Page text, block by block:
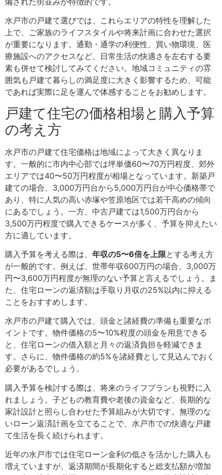
水戸市の戸建て選びでは、これらエリアの特性を理解した
上で、ご家族のライフスタイルや将来計画に合わせた選択
が重要になります。通勤・通学の利便性、買い物環境、医
療施設へのアクセスなど、日常生活の快適さを左右する要
素も併せて検討してみてください。地域コミュニティの雰
囲気も戸建て暮らしの満足度に大きく影響するため、可能
であれば実際に足を運んで体感することをお勧めします。
戸建て住宅の価格相場と購入予算
の考え方
水戸市の戸建て住宅価格は地域によって大きく異なりま
す。一般的に市内中心部では坪単価60〜70万円程度、郊外
エリアでは40〜50万円程度が相場となっています。新築戸
建ての場合、3,000万円台から5,000万円台が中心価格帯で
あり、特に人気の高い赤塚や笠原地区では若干高めの傾向
にあるでしょう。一方、中古戸建ては1,500万円台から
3,500万円程度で購入できるケースが多く、予算を抑えたい
方に適しています。
購入予算を考える際は、 年収の5〜6倍を上限とする考え方
が一般的です。例えば、世帯年収600万円の場合、3,000万
円〜3,600万円程度が無理のない予算と言えるでしょう。ま
た、住宅ローンの返済額は手取り月収の25%以内に抑える
ことをおすすめします。
水戸市の戸建て購入では、頭金と諸経費の準備も重要なポ
イントです。物件価格の5〜10%程度の頭金を用意できる
と、住宅ローンの借入額と月々の返済負担を軽減できま
す。さらに、物件価格の約5%を諸経費として見込んでおく
必要があるでしょう。
購入予算を検討する際は、将来のライフプランも視野に入
れましょう。子どもの教育費や老後の資金など、長期的な
家計設計と照らし合わせた予算組みが大切です。無理のな
いローン返済計画を立てることで、水戸市での快適な戸建
て生活を長く続けられます。
近年の水戸市では住宅ローン金利の低さを活かした購入も
増えていますが、返済期間が長期化すると総支払額が増加